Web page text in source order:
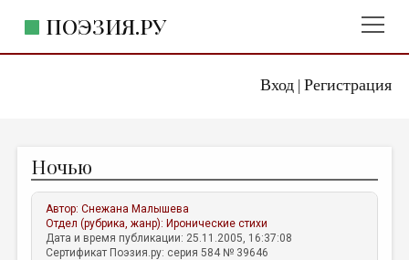
Вход| Регистрация
ПОЭЗИЯ.РУ
ЖАНРЫ
АВТОРЫ
КОММЕНТАРИИ
Ночью
Автор:Снежана Малышева
Отдел (рубрика, жанр): Иронические стихи
Дата и время публикации: 25.11.2005, 16:37:08
Сертификат Поэзия.ру: серия 584 № 39646